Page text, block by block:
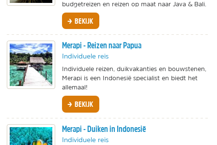
budgetreizen en reizen op maat naar Java & Bali.
BEKIJK
Merapi - Reizen naar Papua
Individuele reis
Individuele reizen, duikvakanties en bouwstenen,
Merapi is een Indonesië specialist en biedt het
allemaal!
BEKIJK
Merapi - Duiken in Indonesië
Individuele reis